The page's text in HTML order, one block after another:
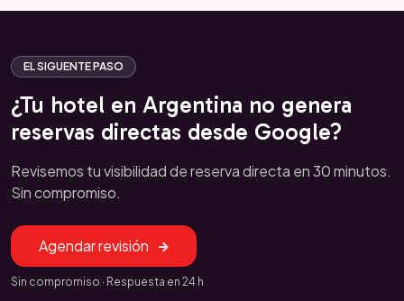
EL SIGUENTE PASO
¿Tu hotel en Argentina no genera
reservas directas desde Google?
Revisemos tu visibilidad de reserva directa en 30 minutos.
Sin compromiso.
Agendar revisión
Sin compromiso · Respuesta en 24 h